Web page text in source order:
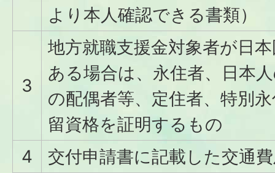
より本人確認できる書類）
3
地方就職支援金対象者が日
ある場合は、永住者、日本
の配偶者等、定住者、特別
留資格を証明するもの
4
交付申請書に記載した交通